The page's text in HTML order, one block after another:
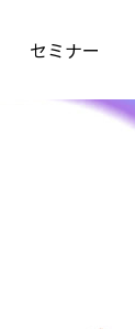
セミナー